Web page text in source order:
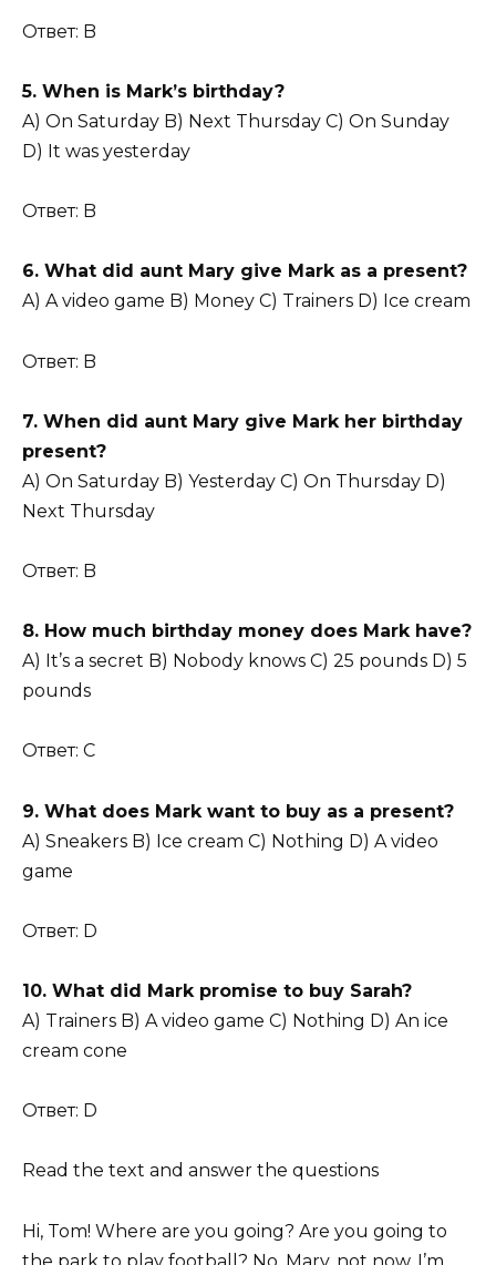
Ответ: B
5. When is Mark’s birthday?
A) On Saturday B) Next Thursday C) On Sunday
D) It was yesterday
Ответ: B
6. What did aunt Mary give Mark as a present?
A) A video game B) Money C) Trainers D) Ice cream
Ответ: B
7. When did aunt Mary give Mark her birthday
present?
A) On Saturday B) Yesterday C) On Thursday D)
Next Thursday
Ответ: B
8. How much birthday money does Mark have?
A) It’s a secret B) Nobody knows C) 25 pounds D) 5
pounds
Ответ: C
9. What does Mark want to buy as a present?
A) Sneakers B) Ice cream C) Nothing D) A video
game
Ответ: D
10. What did Mark promise to buy Sarah?
A) Trainers B) A video game C) Nothing D) An ice
cream cone
Ответ: D
Read the text and answer the questions
Hi, Tom! Where are you going? Are you going to
the park to play football? No, Mary, not now. I’m